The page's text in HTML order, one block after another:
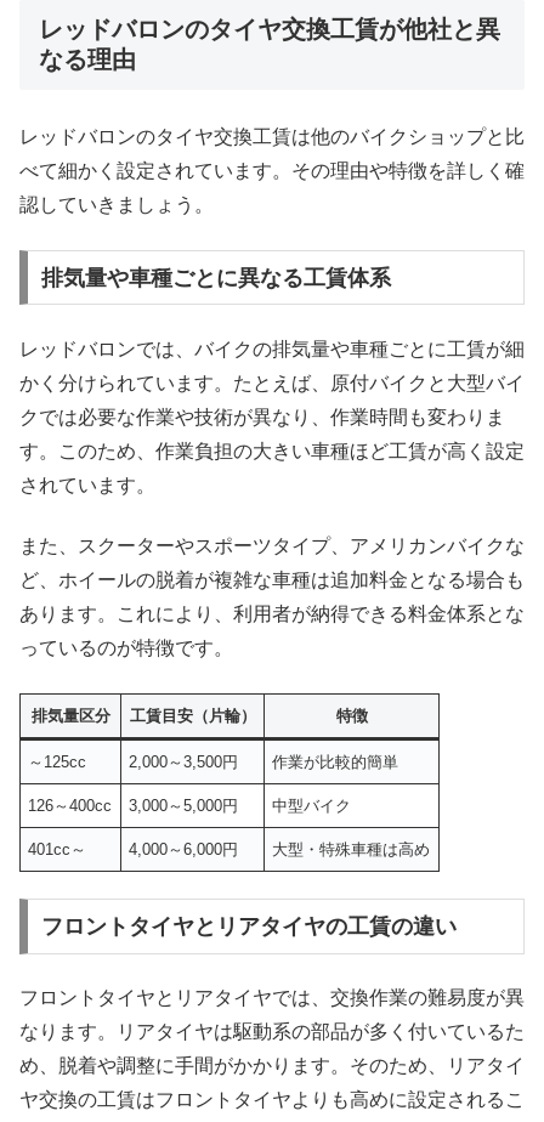
レッドバロンのタイヤ交換工賃が他社と異
なる理由
レッドバロンのタイヤ交換工賃は他のバイクショップと比
べて細かく設定されています。その理由や特徴を詳しく確
認していきましょう。
排気量や車種ごとに異なる工賃体系
レッドバロンでは、バイクの排気量や車種ごとに工賃が細
かく分けられています。たとえば、原付バイクと大型バイ
クでは必要な作業や技術が異なり、作業時間も変わりま
す。このため、作業負担の大きい車種ほど工賃が高く設定
されています。
また、スクーターやスポーツタイプ、アメリカンバイクな
ど、ホイールの脱着が複雑な車種は追加料金となる場合も
あります。これにより、利用者が納得できる料金体系とな
っているのが特徴です。
排気量区分 工賃目安（片輪） 特徴
～125cc 2,000～3,500円 作業が比較的簡単
126～400cc 3,000～5,000円 中型バイク
401cc～ 4,000～6,000円 大型・特殊車種は高め
フロントタイヤとリアタイヤの工賃の違い
フロントタイヤとリアタイヤでは、交換作業の難易度が異
なります。リアタイヤは駆動系の部品が多く付いているた
め、脱着や調整に手間がかかります。そのため、リアタイ
ヤ交換の工賃はフロントタイヤよりも高めに設定されるこ